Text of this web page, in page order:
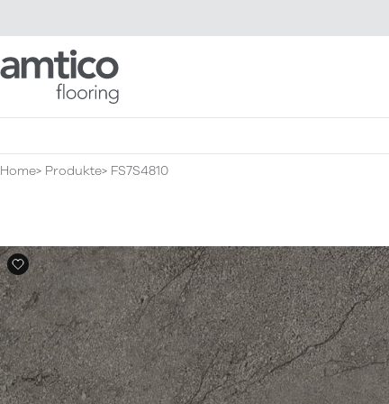
Amtico Flooring
Home Produkte FS7S4810